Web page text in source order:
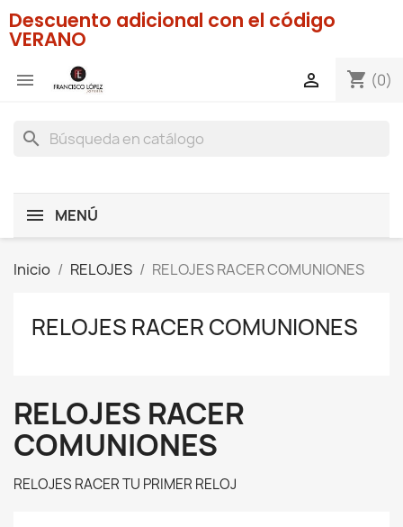
Descuento adicional con el código
VERANO
 shopping_cart (0)

search
MENÚ
Inicio RELOJES RELOJES RACER COMUNIONES
RELOJES RACER COMUNIONES
RELOJES RACER
COMUNIONES
RELOJES RACER TU PRIMER RELOJ